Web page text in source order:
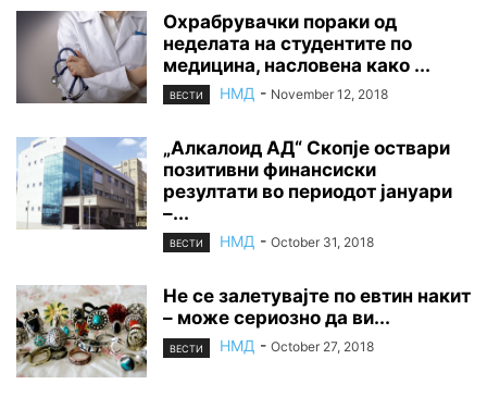
Охрабрувачки пораки од
неделата на студентите по
медицина, насловена како ...
ВЕСТИ НМД - November 12, 2018
„Алкалоид АД“ Скопје оствари
позитивни финансиски
резултати во периодот јануари
–...
ВЕСТИ НМД - October 31, 2018
Не се залетувајте по евтин накит
– може сериозно да ви...
ВЕСТИ НМД - October 27, 2018